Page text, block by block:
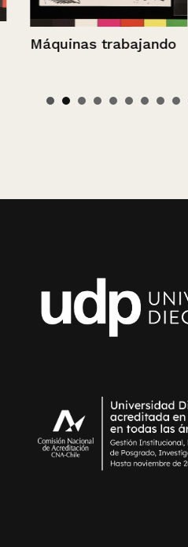
Máquinas trabajando